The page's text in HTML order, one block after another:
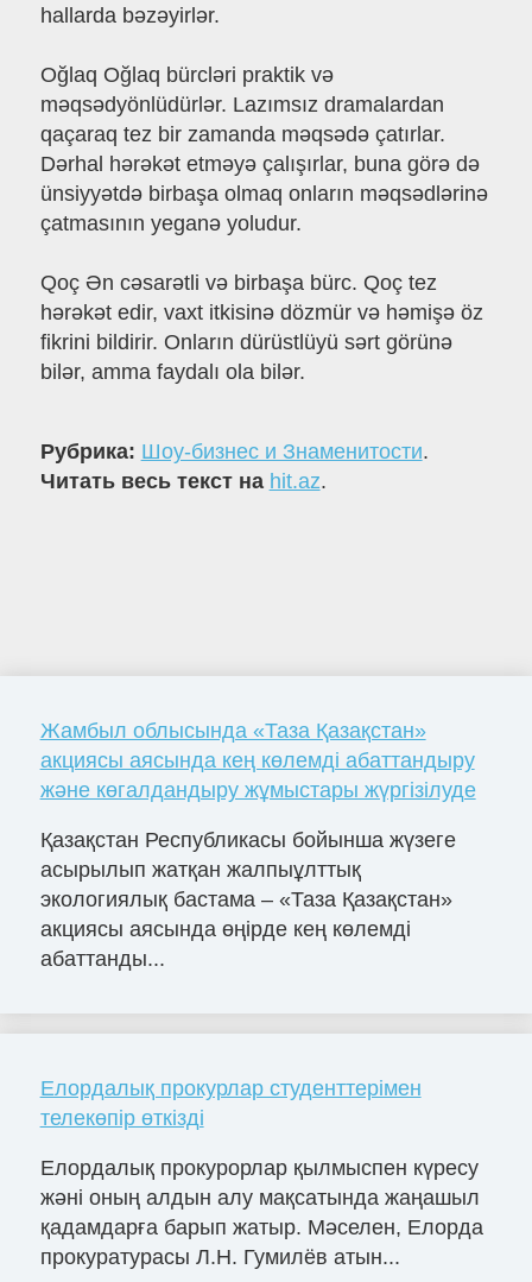
hallarda bəzəyirlər.
Oğlaq Oğlaq bürcləri praktik və
məqsədyönlüdürlər. Lazımsız dramalardan
qaçaraq tez bir zamanda məqsədə çatırlar.
Dərhal hərəkət etməyə çalışırlar, buna görə də
ünsiyyətdə birbaşa olmaq onların məqsədlərinə
çatmasının yeganə yoludur.
Qoç Ən cəsarətli və birbaşa bürc. Qoç tez
hərəkət edir, vaxt itkisinə dözmür və həmişə öz
fikrini bildirir. Onların dürüstlüyü sərt görünə
bilər, amma faydalı ola bilər.
Рубрика: Шоу-бизнес и Знаменитости.
Читать весь текст на hit.az.
Жамбыл облысында «Таза Қазақстан»
акциясы аясында кең көлемді абаттандыру
және көгалдандыру жұмыстары жүргізілуде
Қазақстан Республикасы бойынша жүзеге
асырылып жатқан жалпыұлттық
экологиялық бастама – «Таза Қазақстан»
акциясы аясында өңірде кең көлемді
абаттанды...
Елордалық прокурлар студенттерімен
телекөпір өткізді
Елордалық прокурорлар қылмыспен күресу
жәні оның алдын алу мақсатында жаңашыл
қадамдарға барып жатыр. Мәселен, Елорда
прокуратурасы Л.Н. Гумилёв атын...